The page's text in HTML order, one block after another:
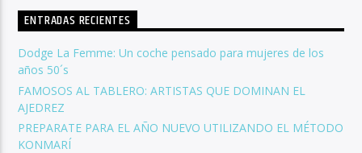
ENTRADAS RECIENTES
Dodge La Femme: Un coche pensado para mujeres de los
años 50´s
FAMOSOS AL TABLERO: ARTISTAS QUE DOMINAN EL
AJEDREZ
PREPARATE PARA EL AÑO NUEVO UTILIZANDO EL MÉTODO
KONMARÍ